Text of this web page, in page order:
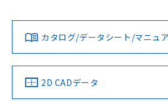
ダウンロードデータをご利用いただく
みください。
ソフトウェアの使用条件
対応済み
中国 RoHS 注意事項・凡例
カタログ/データシート/マニュ
2D CADデータ